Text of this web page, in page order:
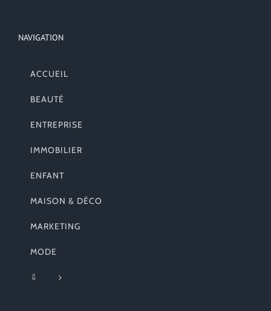
NAVIGATION
ACCUEIL
BEAUTÉ
ENTREPRISE
IMMOBILIER
ENFANT
MAISON & DÉCO
MARKETING
MODE
⇩